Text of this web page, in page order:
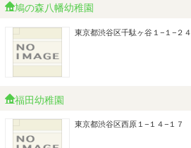
鳩の森八幡幼稚園
東京都渋谷区千駄ヶ谷１−１−２４
福田幼稚園
東京都渋谷区西原１−１４−１７